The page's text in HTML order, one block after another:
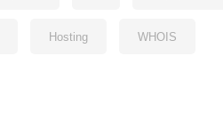
Hosting WHOIS